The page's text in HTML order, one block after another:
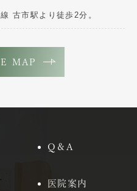
古市駅より徒歩2分。
MAP
Q＆A
医院案内